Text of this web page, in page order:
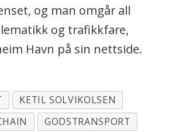
og man omgår all
og trafikkfare,
Havn på sin nettside.
KETIL SOLVIKOLSEN
GODSTRANSPORT